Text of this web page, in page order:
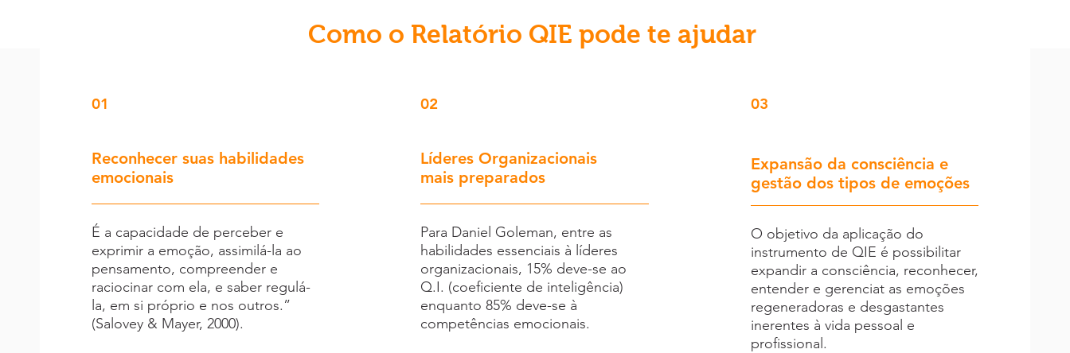
Como o Relatório QIE pode te ajudar
01
Reconhecer suas habilidades
emocionais
É a capacidade de perceber e
exprimir a emoção, assimilá-la ao
pensamento, compreender e
raciocinar com ela, e saber regulá-
la, em si próprio e nos outros.”
(Salovey & Mayer, 2000).
02
Líderes Organizacionais
mais preparados
Para Daniel Goleman, entre as
habilidades essenciais à líderes
organizacionais, 15% deve-se ao
Q.I. (coeficiente de inteligência)
enquanto 85% deve-se à
competências emocionais.
03
Expansão da consciência e
gestão dos tipos de emoções
O objetivo da aplicação do
instrumento de QIE é possibilitar
expandir a consciência, reconhecer,
entender e gerenciat as emoções
regeneradoras e desgastantes
inerentes à vida pessoal e
profissional.